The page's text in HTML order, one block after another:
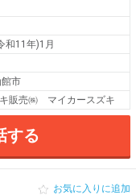
和11年)1月
市
販売㈱ マイカースズキ
する
お気に入りに追加